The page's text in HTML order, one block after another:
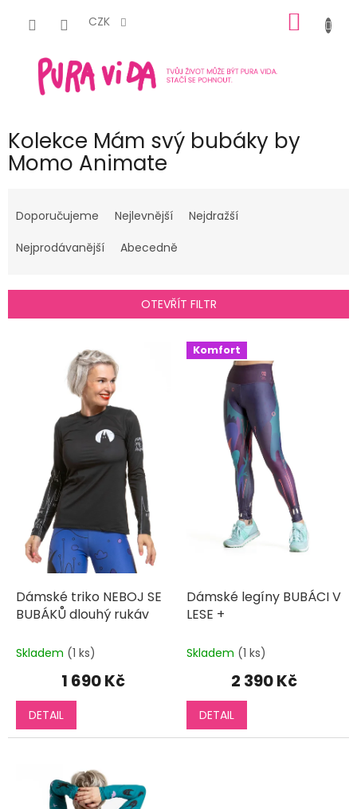
CZK
KOŠÍK
Kolekce Mám svý bubáky by
Momo Animate
a
e
í
r
Doporučujeme Nejlevnější
Nejdražší
Nejprodávanější
Abecedně
OTEVŘÍT FILTR
Dámské triko NEBOJ SE
BUBÁKŮ dlouhý rukáv
Skladem (1 ks)
1 690 Kč
DETAIL
Komfort
Dámské legíny BUBÁCI V
LESE +
Skladem (1 ks)
2 390 Kč
DETAIL